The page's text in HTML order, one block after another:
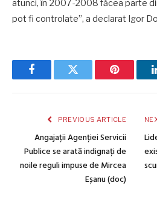
atunci, în 2007-2008 făcea parte
pot fi controlate”, a declarat Igor
FacebookTwitter Pinterest
PREVIOUS ARTICLE
Angajații Agenției Servicii
Publice se arată indignați de
noile reguli impuse de Mircea
Eșanu (doc)